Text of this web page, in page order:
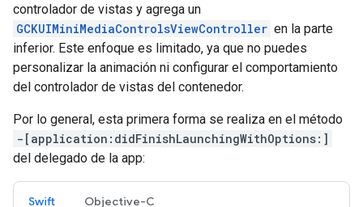
controlador de vistas y agrega un
GCKUIMiniMediaControlsViewController en la parte
inferior. Este enfoque es limitado, ya que no puedes
personalizar la animación ni configurar el comportamiento
del controlador de vistas del contenedor.
Por lo general, esta primera forma se realiza en el método
-[application:didFinishLaunchingWithOptions:]
del delegado de la app:
Swift Objective-C